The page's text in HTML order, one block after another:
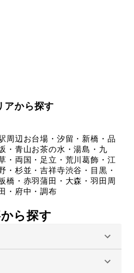
アから探す
周辺 お台場・汐留・新橋・品
・青山お茶の水・湯島・九
・両国・足立・荒川葛飾・江
・杉並・吉祥寺渋谷・目黒・
橋・赤羽蒲田・大森・羽田周
・府中・調布
ら探す